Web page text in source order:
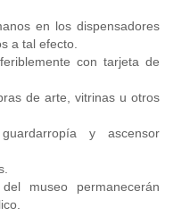
en los dispensadores
a tal efecto.
con tarjeta de
de arte, vitrinas u otros
y ascensor
museo permanecerán